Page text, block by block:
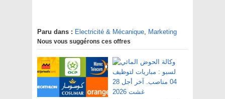
Paru dans : Electricité & Mécanique, Marketing
Nous vous suggérons ces offres